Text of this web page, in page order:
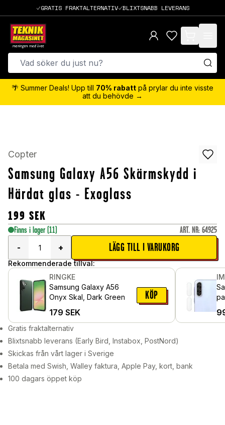
GRATIS FRAKTALTERNATIV BLIXTSNABB LEVERANS
items in cart,
🌴 Summer Deals! Upp till 70% rabatt på prylar du inte visste
att du behövde →
Copter
Samsung Galaxy A56 Skärmskydd i
Härdat glas - Exoglass
199 SEK
Finns i lager (11) ART. NR: 64925
-
+ LÄGG TILL I VARUKORG
Rekommenderade tillval:
RINGKE
Samsung Galaxy A56
Onyx Skal, Dark Green
179 SEK
KÖP
Gratis fraktalternativ
Blixtsnabb leverans (Early Bird, Instabox, PostNord)
Skickas från vårt lager i Sverige
Betala med Swish, Walley faktura, Apple Pay, kort, bank
100 dagars öppet köp